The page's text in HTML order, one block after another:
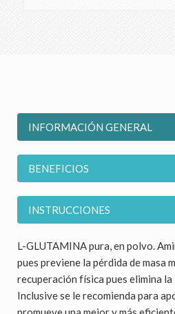
INFORMACIÓN GENERAL
BENEFICIOS
INSTRUCCIONES
L-GLUTAMINA pura, en polvo.
pues previene la pérdida de masa
recuperación física pues elimina
Inclusive se le recomienda para